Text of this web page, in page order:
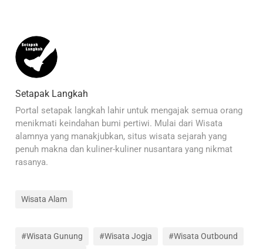
Setapak Langkah
Portal setapak langkah lahir untuk mengajak semua orang
menikmati keindahan bumi pertiwi. Mulai dari Wisata
alamnya yang manakjubkan, situs wisata sejarah yang
penuh makna dan kuliner-kuliner nusantara yang nikmat
rasanya.
Wisata Alam
#Wisata Gunung #Wisata Jogja
#Wisata Outbound